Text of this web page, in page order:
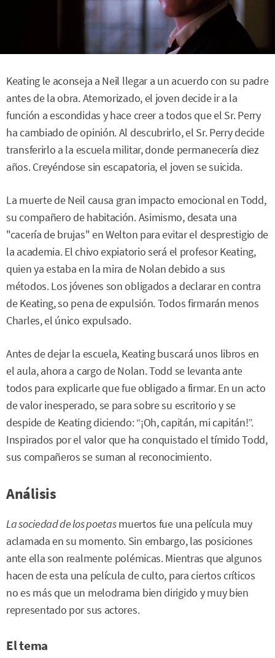
Keating le aconseja a Neil llegar a un acuerdo con su padre
antes de la obra. Atemorizado, el joven decide ir a la
función a escondidas y hace creer a todos que el Sr. Perry
ha cambiado de opinión. Al descubrirlo, el Sr. Perry decide
transferirlo a la escuela militar, donde permanecería diez
años. Creyéndose sin escapatoria, el joven se suicida.
La muerte de Neil causa gran impacto emocional en Todd,
su compañero de habitación. Asimismo, desata una
"cacería de brujas" en Welton para evitar el desprestigio de
la academia. El chivo expiatorio será el profesor Keating,
quien ya estaba en la mira de Nolan debido a sus
métodos. Los jóvenes son obligados a declarar en contra
de Keating, so pena de expulsión. Todos firmarán menos
Charles, el único expulsado.
Antes de dejar la escuela, Keating buscará unos libros en
el aula, ahora a cargo de Nolan. Todd se levanta ante
todos para explicarle que fue obligado a firmar. En un acto
de valor inesperado, se para sobre su escritorio y se
despide de Keating diciendo: “¡Oh, capitán, mi capitán!”.
Inspirados por el valor que ha conquistado el tímido Todd,
sus compañeros se suman al reconocimiento.
Análisis
La sociedad de los poetasmuertos fue una película muy
aclamada en su momento. Sin embargo, las posiciones
ante ella son realmente polémicas. Mientras que algunos
hacen de esta una película de culto, para ciertos críticos
no es más que un melodrama bien dirigido y muy bien
representado por sus actores.
El tema